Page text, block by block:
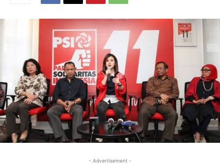
- Advertisement -